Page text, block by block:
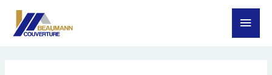
Aller
Menu